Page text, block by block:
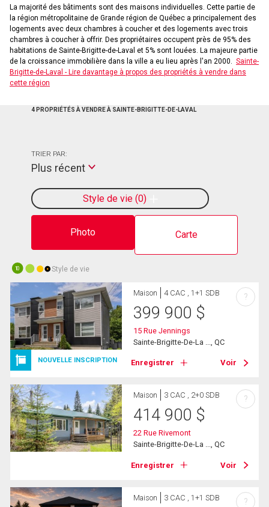
La majorité des bâtiments sont des maisons individuelles. Cette partie de
la région métropolitaine de Grande région de Québec a principalement des
logements avec deux chambres à coucher et des logements avec trois
chambres à coucher à offrir. Des propriétaires occupent près de 95% des
habitations de Sainte-Brigitte-de-Laval et 5% sont louées. La majeure partie
de la croissance immobilière dans la ville a eu lieu après l'an 2000. Sainte-
Brigitte-de-Laval - Lire davantage à propos des propriétés à vendre dans
cette région
4 PROPRIÉTÉS À VENDRE À SAINTE-BRIGITTE-DE-LAVAL
Photo Carte
Style de vie 0
TRIER PAR:
Plus récent
10 Style de vie
NOUVELLE INSCRIPTION
Maison 4 CAC , 1+1 SDB
399 900 $
15 Rue Jennings
Sainte-Brigitte-De-La ..., QC
Enregistrer Voir
?
Maison 3 CAC , 2+0 SDB
414 900 $
22 Rue Rivemont
Sainte-Brigitte-De-La ..., QC
Enregistrer Voir
?
Maison 3 CAC , 1+1 SDB ?